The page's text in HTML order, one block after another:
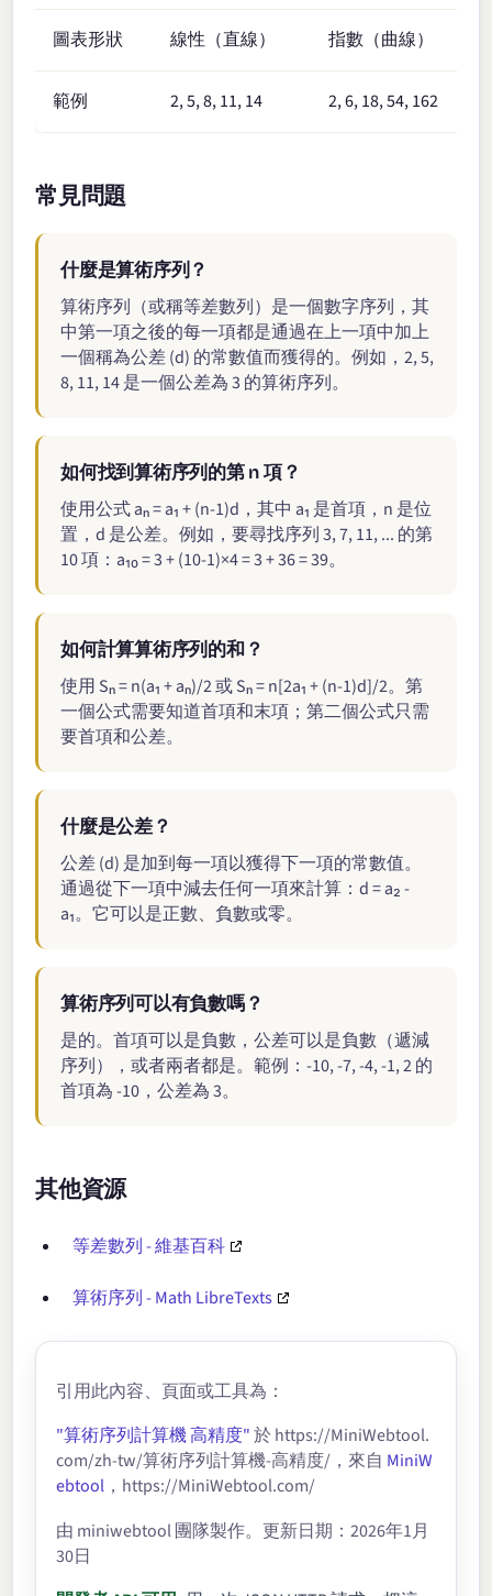
圖表形狀 線性（直線） 指數（曲線）
範例 2, 5, 8, 11, 14 2, 6, 18, 54, 162
常見問題
什麼是算術序列？
算術序列（或稱等差數列）是一個數字序列，其
中第一項之後的每一項都是通過在上一項中加上
一個稱為公差 (d) 的常數值而獲得的。例如，2, 5,
8, 11, 14 是一個公差為 3 的算術序列。
如何找到算術序列的第 n 項？
使用公式 aₙ = a₁ + (n-1)d，其中 a₁ 是首項，n 是位
置，d 是公差。例如，要尋找序列 3, 7, 11, ... 的第
10 項：a₁₀ = 3 + (10-1)×4 = 3 + 36 = 39。
如何計算算術序列的和？
使用 Sₙ = n(a₁ + aₙ)/2 或 Sₙ = n[2a₁ + (n-1)d]/2。第
一個公式需要知道首項和末項；第二個公式只需
要首項和公差。
什麼是公差？
公差 (d) 是加到每一項以獲得下一項的常數值。
通過從下一項中減去任何一項來計算：d = a₂ -
a₁。它可以是正數、負數或零。
算術序列可以有負數嗎？
是的。首項可以是負數，公差可以是負數（遞減
序列），或者兩者都是。範例：-10, -7, -4, -1, 2 的
首項為 -10，公差為 3。
其他資源
等差數列 - 維基百科
算術序列 - Math LibreTexts
引用此內容、頁面或工具為：
"算術序列計算機 高精度"於 https://MiniWebtool.
com/zh-tw/算術序列計算機-高精度/，來自 MiniW
ebtool ，https://MiniWebtool.com/
由 miniwebtool 團隊製作。更新日期：2026年1月
30日